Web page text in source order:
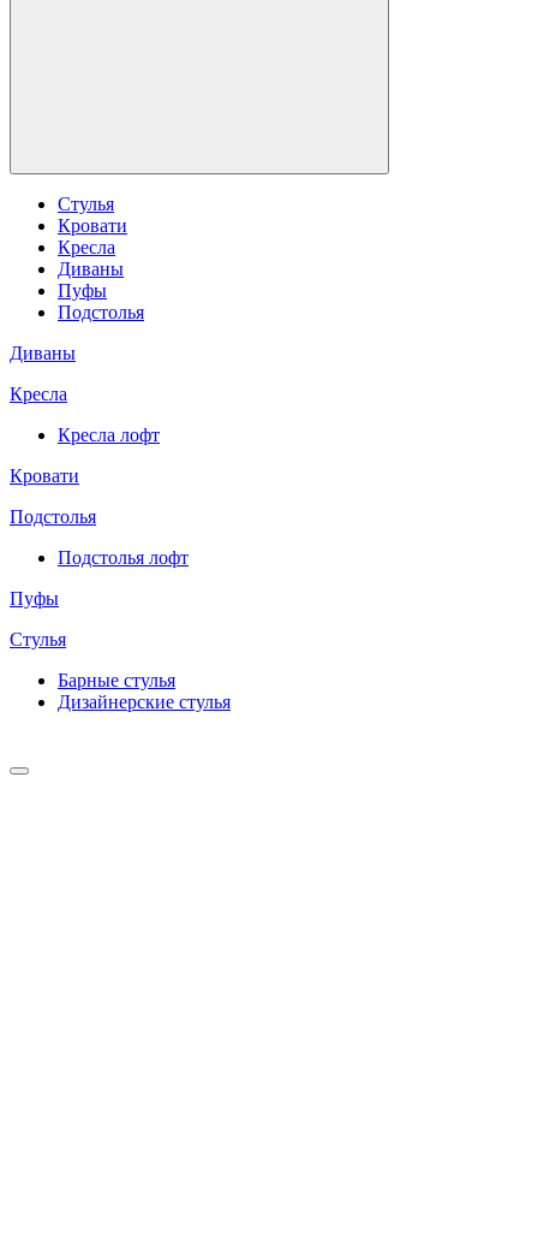
Стулья
Кровати
Кресла
Диваны
Пуфы
Подстолья
Диваны
Кресла
Кресла лофт
Кровати
Подстолья
Подстолья лофт
Пуфы
Стулья
Барные cтулья
Дизайнерские cтулья